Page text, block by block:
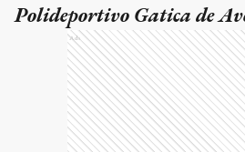
Polideportivo Gatica de
Ads